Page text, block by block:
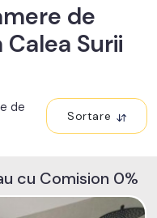
de
Calea Surii
de
Sortare
cu Comision 0%